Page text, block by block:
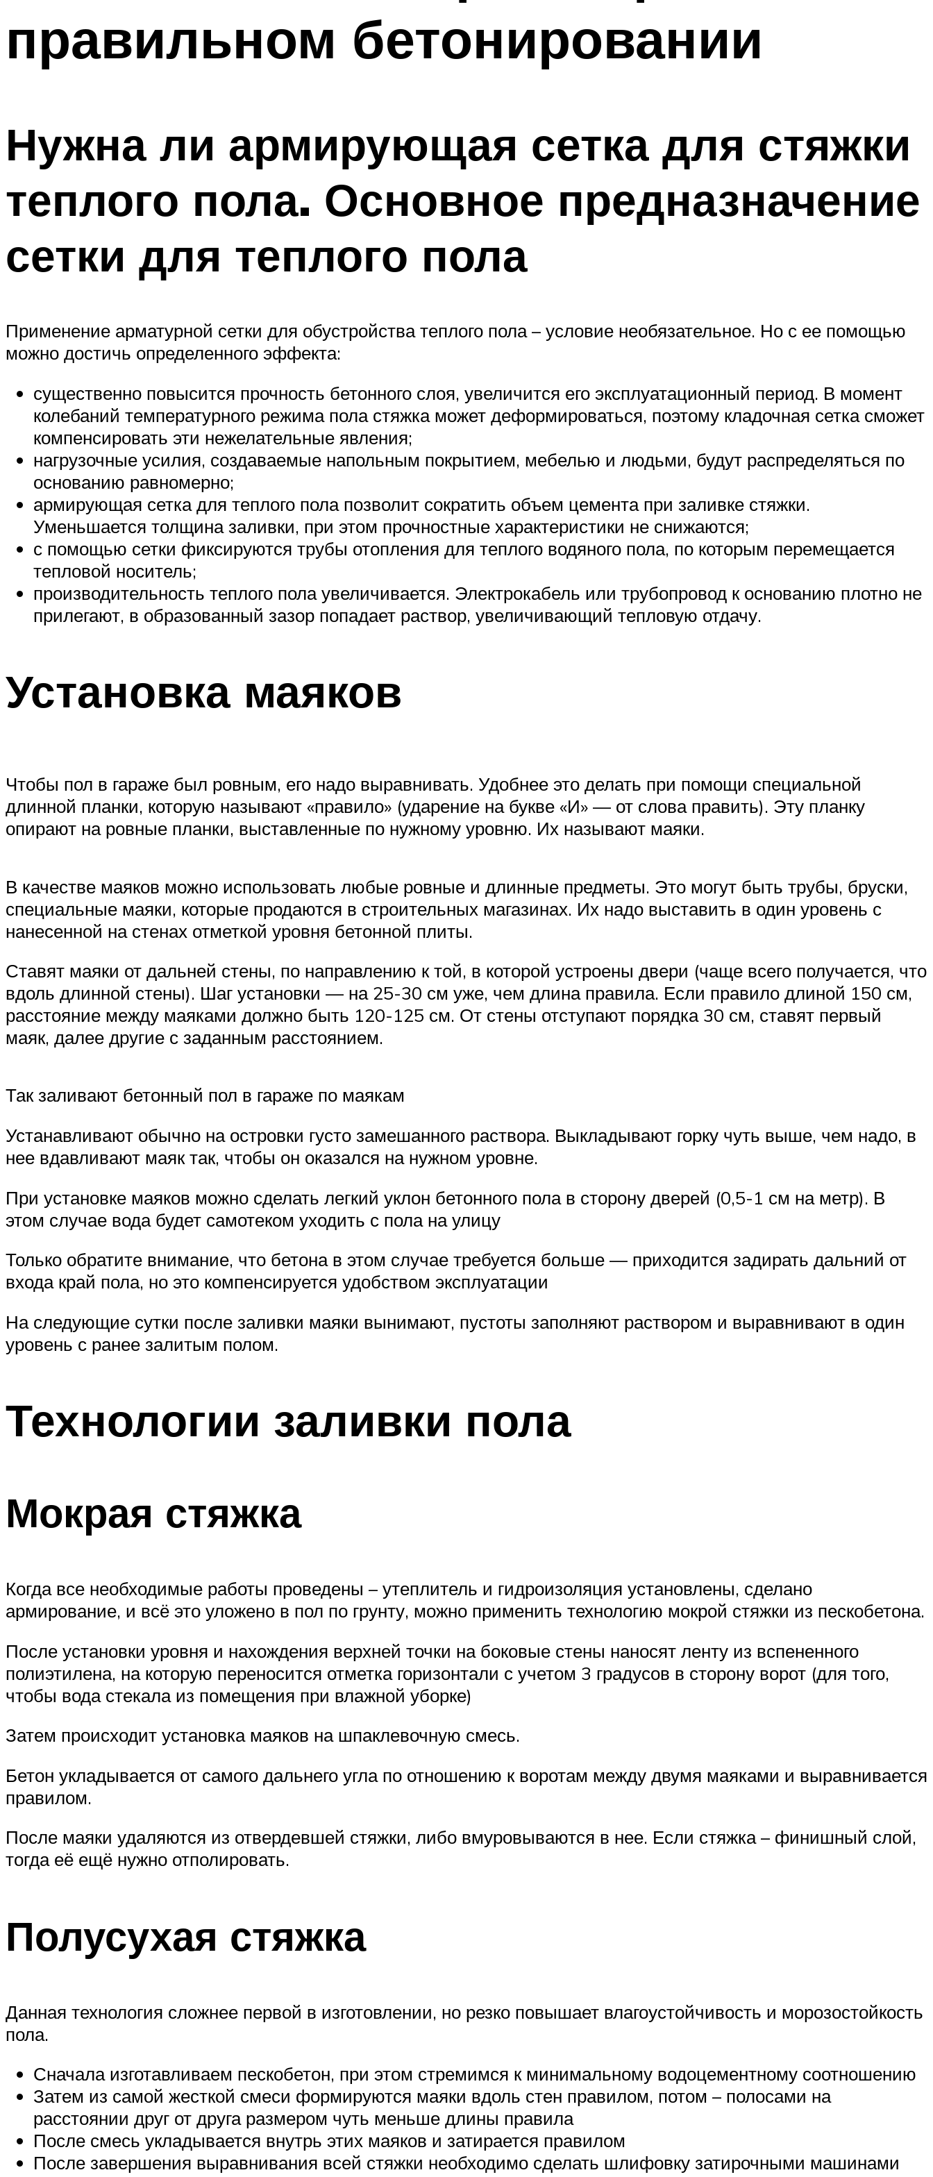
правильном бетонировании
Нужна ли армирующая сетка для стяжки
теплого пола. Основное предназначение
сетки для теплого пола
Применение арматурной сетки для обустройства теплого пола – условие необязательное. Но с ее помощью
можно достичь определенного эффекта:
существенно повысится прочность бетонного слоя, увеличится его эксплуатационный период. В момент
колебаний температурного режима пола стяжка может деформироваться, поэтому кладочная сетка сможет
компенсировать эти нежелательные явления;
нагрузочные усилия, создаваемые напольным покрытием, мебелью и людьми, будут распределяться по
основанию равномерно;
армирующая сетка для теплого пола позволит сократить объем цемента при заливке стяжки.
Уменьшается толщина заливки, при этом прочностные характеристики не снижаются;
с помощью сетки фиксируются трубы отопления для теплого водяного пола, по которым перемещается
тепловой носитель;
производительность теплого пола увеличивается. Электрокабель или трубопровод к основанию плотно не
прилегают, в образованный зазор попадает раствор, увеличивающий тепловую отдачу.
Установка маяков
Чтобы пол в гараже был ровным, его надо выравнивать. Удобнее это делать при помощи специальной
длинной планки, которую называют «правило» (ударение на букве «И» — от слова править). Эту планку
опирают на ровные планки, выставленные по нужному уровню. Их называют маяки.
В качестве маяков можно использовать любые ровные и длинные предметы. Это могут быть трубы, бруски,
специальные маяки, которые продаются в строительных магазинах. Их надо выставить в один уровень с
нанесенной на стенах отметкой уровня бетонной плиты.
Ставят маяки от дальней стены, по направлению к той, в которой устроены двери (чаще всего получается, что
вдоль длинной стены). Шаг установки — на 25-30 см уже, чем длина правила. Если правило длиной 150 см,
расстояние между маяками должно быть 120-125 см. От стены отступают порядка 30 см, ставят первый
маяк, далее другие с заданным расстоянием.
Так заливают бетонный пол в гараже по маякам
Устанавливают обычно на островки густо замешанного раствора. Выкладывают горку чуть выше, чем надо, в
нее вдавливают маяк так, чтобы он оказался на нужном уровне.
При установке маяков можно сделать легкий уклон бетонного пола в сторону дверей (0,5-1 см на метр). В
этом случае вода будет самотеком уходить с пола на улицу
Только обратите внимание, что бетона в этом случае требуется больше — приходится задирать дальний от
входа край пола, но это компенсируется удобством эксплуатации
На следующие сутки после заливки маяки вынимают, пустоты заполняют раствором и выравнивают в один
уровень с ранее залитым полом.
Технологии заливки пола
Мокрая стяжка
Когда все необходимые работы проведены – утеплитель и гидроизоляция установлены, сделано
армирование, и всё это уложено в пол по грунту, можно применить технологию мокрой стяжки из пескобетона.
После установки уровня и нахождения верхней точки на боковые стены наносят ленту из вспененного
полиэтилена, на которую переносится отметка горизонтали с учетом 3 градусов в сторону ворот (для того,
чтобы вода стекала из помещения при влажной уборке)
Затем происходит установка маяков на шпаклевочную смесь.
Бетон укладывается от самого дальнего угла по отношению к воротам между двумя маяками и выравнивается
правилом.
После маяки удаляются из отвердевшей стяжки, либо вмуровываются в нее. Если стяжка – финишный слой,
тогда её ещё нужно отполировать.
Полусухая стяжка
Данная технология сложнее первой в изготовлении, но резко повышает влагоустойчивость и морозостойкость
пола.
Сначала изготавливаем пескобетон, при этом стремимся к минимальному водоцементному соотношению
Затем из самой жесткой смеси формируются маяки вдоль стен правилом, потом – полосами на
расстоянии друг от друга размером чуть меньше длины правила
После смесь укладывается внутрь этих маяков и затирается правилом
После завершения выравнивания всей стяжки необходимо сделать шлифовку затирочными машинами